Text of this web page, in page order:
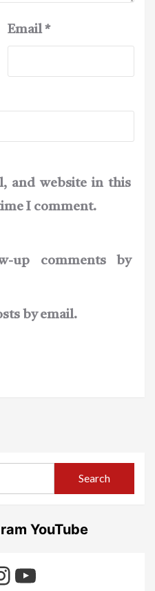
Email*
and website in this
I comment.
up comments by
by email.
Search
YouTube
YouTube